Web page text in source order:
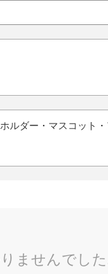
ルダー・マスコット